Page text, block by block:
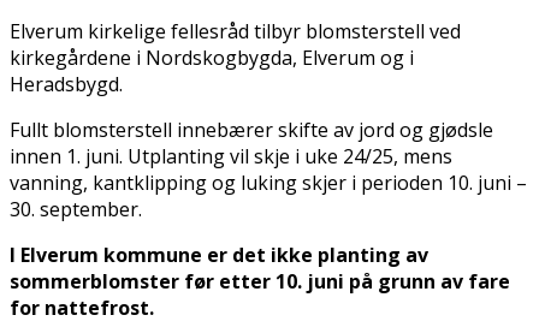
Elverum kirkelige fellesråd tilbyr blomsterstell ved
kirkegårdene i Nordskogbygda, Elverum og i
Heradsbygd.
Fullt blomsterstell innebærer skifte av jord og gjødsle
innen 1. juni. Utplanting vil skje i uke 24/25, mens
vanning, kantklipping og luking skjer i perioden 10. juni –
30. september.
I Elverum kommune er det ikke planting av
sommerblomster før etter 10. juni på grunn av fare
for nattefrost.